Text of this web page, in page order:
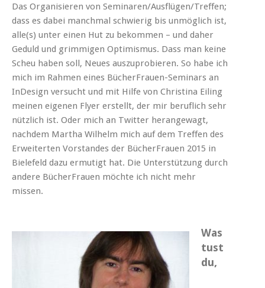
Das Organisieren von Seminaren/Ausflügen/Treffen;
dass es dabei manchmal schwierig bis unmöglich ist,
alle(s) unter einen Hut zu bekommen – und daher
Geduld und grimmigen Optimismus. Dass man keine
Scheu haben soll, Neues auszuprobieren. So habe ich
mich im Rahmen eines BücherFrauen-Seminars an
InDesign versucht und mit Hilfe von Christina Eiling
meinen eigenen Flyer erstellt, der mir beruflich sehr
nützlich ist. Oder mich an Twitter herangewagt,
nachdem Martha Wilhelm mich auf dem Treffen des
Erweiterten Vorstandes der BücherFrauen 2015 in
Bielefeld dazu ermutigt hat. Die Unterstützung durch
andere BücherFrauen möchte ich nicht mehr
missen.
Was
tust
du,